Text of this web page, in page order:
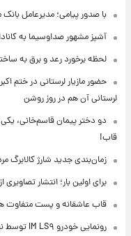
با صدور پیامی؛ مدیرعامل بانک
آشپز مشهور صداوسیما به
لحظه برخورد رعد و برق به
حضور مازیار لرستانی در ختم
لرستانی آن هم در روز روشن
دو دختر پیمان قاسم‌خانی، یکی
قاب!
زمان‌بندی جدید شارژ کالابرگ مرداد ۱۴۰۵
برای اولین بار؛ انتشار
قاب عاشقانه و پست متفاوت
رونمایی خودرو IM LS۹ توسط نیکا موتور ، لوکس ترین شاسی بلند EREV در ایران